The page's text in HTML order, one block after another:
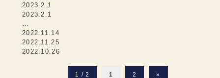
2023.2.1
2023.2.1
…
2022.11.14
2022.11.25
2022.10.26
1 / 2 1 2 »